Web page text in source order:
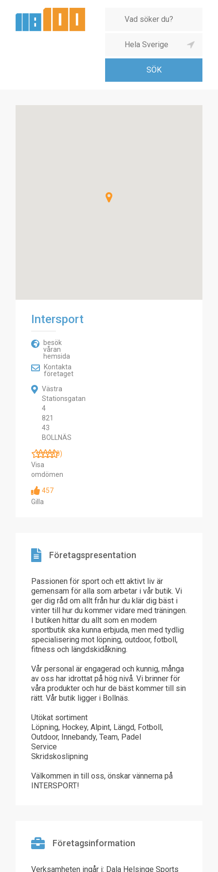
Intersport
besök
våran
hemsida
Kontakta
företaget
Västra
Stationsgatan
4
821
43
BOLLNÄS
(0)
Visa
omdömen
457
Gilla
Företagspresentation
Passionen för sport och ett aktivt liv är
gemensam för alla som arbetar i vår butik. Vi
ger dig råd om allt från hur du klär dig bäst i
vinter till hur du kommer vidare med träningen.
I butiken hittar du allt som en modern
sportbutik ska kunna erbjuda, men med tydlig
specialisering mot löpning, outdoor, fotboll,
fitness och längdskidåkning.
Vår personal är engagerad och kunnig, många
av oss har idrottat på hög nivå. Vi brinner för
våra produkter och hur de bäst kommer till sin
rätt. Vår butik ligger i Bollnäs.
Utökat sortiment
Löpning, Hockey, Alpint, Längd, Fotboll,
Outdoor, Innebandy, Team, Padel
Service
Skridskoslipning
Välkommen in till oss, önskar vännerna på
INTERSPORT!
Företagsinformation
Verksamheten ingår i: Dala Helsinge Sports